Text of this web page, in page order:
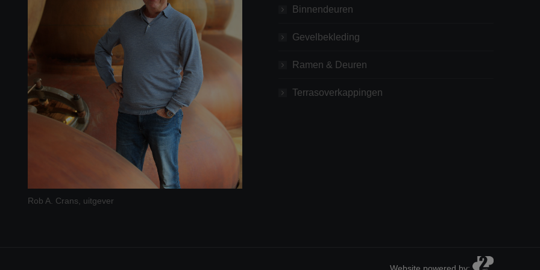
Rob A. Crans, uitgever
Binnendeuren
Gevelbekleding
Ramen & Deuren
Terrasoverkappingen
Website powered by: